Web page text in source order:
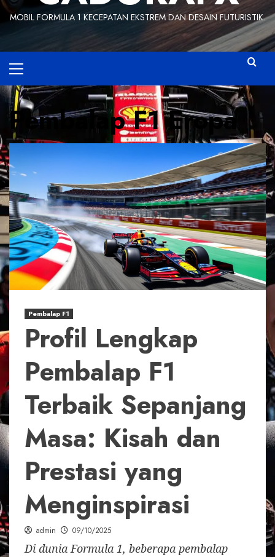
MOBIL FORMULA 1 KECEPATAN EKSTREM DAN DESAIN FUTURISTIK.
Menu
Pembalap F1 Eropa
Pembalap F1
Profil Lengkap
Pembalap F1
Terbaik Sepanjang
Masa: Kisah dan
Prestasi yang
Menginspirasi
admin 09/10/2025
Di dunia Formula 1, beberapa pembalap